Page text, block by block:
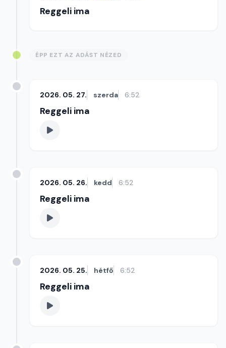
Reggeli ima
ÉPP EZT AZ ADÁST NÉZED
2026. 05. 27. szerda 6:52
Reggeli ima
2026. 05. 26. kedd 6:52
Reggeli ima
2026. 05. 25. hétfő 6:52
Reggeli ima